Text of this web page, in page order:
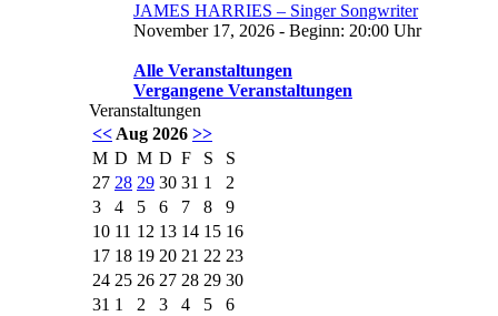
JAMES HARRIES – Singer Songwriter
November 17, 2026 - Beginn: 20:00 Uhr
Alle Veranstaltungen
Vergangene Veranstaltungen
Veranstaltungen
<< Aug 2026 >>
M D M D F S
S
27 28 29 30 31 1
2
3
4 5 6 7 8
9
10 11 12 13 14 15 16
17 18 19 20 21 22 23
24 25 26 27 28 29 30
31 1 2 3 4 5 6